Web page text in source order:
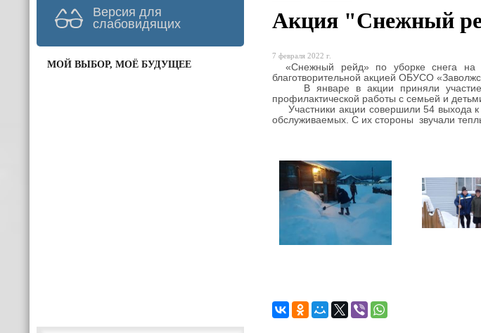
Версия для
слабовидящих
МОЙ ВЫБОР, МОЁ БУДУЩЕЕ
Акция "Снежный
7 февраля 2022 г.
«Снежный рейд» по уборке снега на
благотворительной акцией ОБУСО
В январе в акции приняли участие
профилактической работы с семьей и
Участники акции совершили 54 выхода к
обслуживаемых. С их стороны звучали